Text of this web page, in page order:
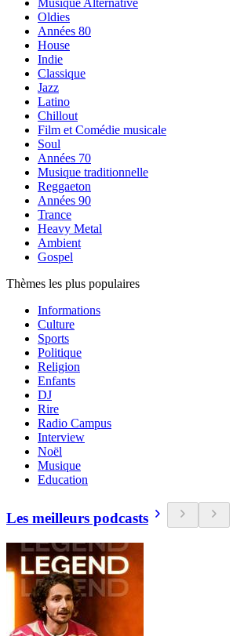
Musique Alternative
Oldies
Années 80
House
Indie
Classique
Jazz
Latino
Chillout
Film et Comédie musicale
Soul
Années 70
Musique traditionnelle
Reggaeton
Années 90
Trance
Heavy Metal
Ambient
Gospel
Thèmes les plus populaires
Informations
Culture
Sports
Politique
Religion
Enfants
DJ
Rire
Radio Campus
Interview
Noël
Musique
Education
Les meilleurs podcasts